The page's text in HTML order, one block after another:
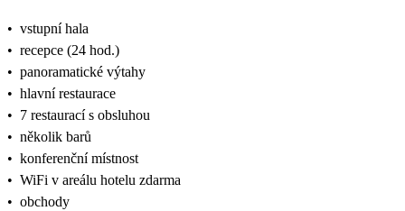
• vstupní hala
• recepce (24 hod.)
• panoramatické výtahy
• hlavní restaurace
• 7 restaurací s obsluhou
• několik barů
• konferenční místnost
• WiFi v areálu hotelu zdarma
• obchody